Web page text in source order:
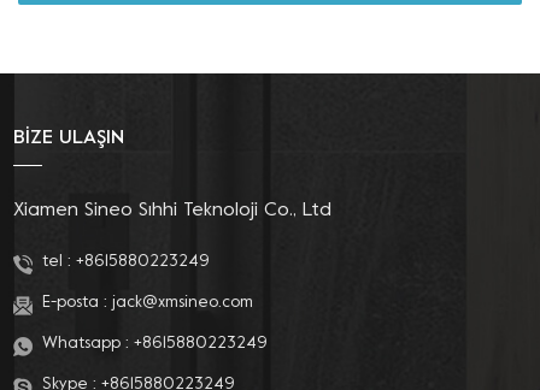
BİZE ULAŞIN
Xiamen Sineo Sıhhi Teknoloji Co., Ltd
tel : +8615880223249
E-posta : jack@xmsineo.com
Whatsapp : +8615880223249
Skype : +8615880223249